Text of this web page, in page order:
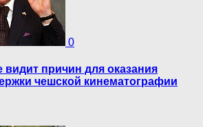
0
видит причин для оказания
чешской кинематографии